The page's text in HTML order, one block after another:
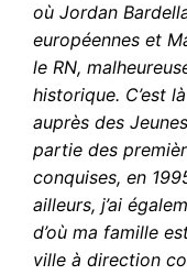
où Jordan
européennes et
le RN,
historique. C’est
auprès des
partie des
conquises, en
ailleurs, j’ai
d’où ma famille
ville à direction